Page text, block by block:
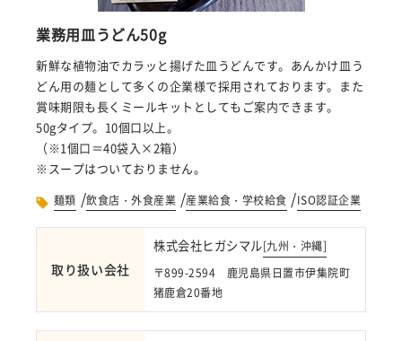
業務用皿うどん50g
新鮮な植物油でカラッと揚げた皿うどんです。あんかけ皿う
どん用の麺として多くの企業様で採用されております。また
賞味期限も長くミールキットとしてもご案内できます。
50gタイプ。10個口以上。
（※1個口＝40袋入×2箱）
※スープはついておりません。
麺類 /飲食店・外食産業 /産業給食・学校給食 /ISO認証企業
取り扱い会社
株式会社ヒガシマル[九州・沖縄]
〒899-2594 鹿児島県日置市伊集院町
猪鹿倉20番地